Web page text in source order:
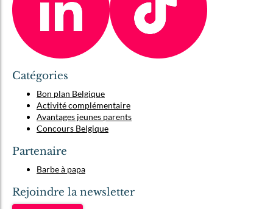
Catégories
Bon plan Belgique
Activité complémentaire
Avantages jeunes parents
Concours Belgique
Partenaire
Barbe à papa
Rejoindre la newsletter